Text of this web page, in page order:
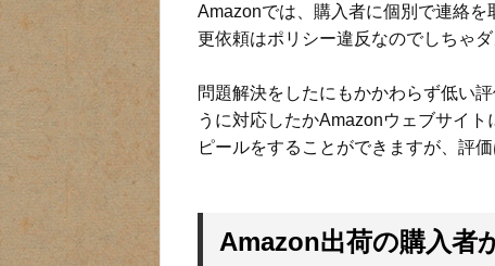
Amazonでは、購入者に個別で連絡
更依頼はポリシー違反なのでしちゃ
問題解決をしたにもかかわらず低い
うに対応したかAmazonウェブサイ
ピールをすることができますが、評価
Amazon出荷の購入者